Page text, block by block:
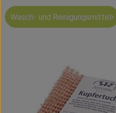
Mahlitzscher Produkte
Obst & Gemüse
Kühltheke
Wasch- und Reinigungsmittel